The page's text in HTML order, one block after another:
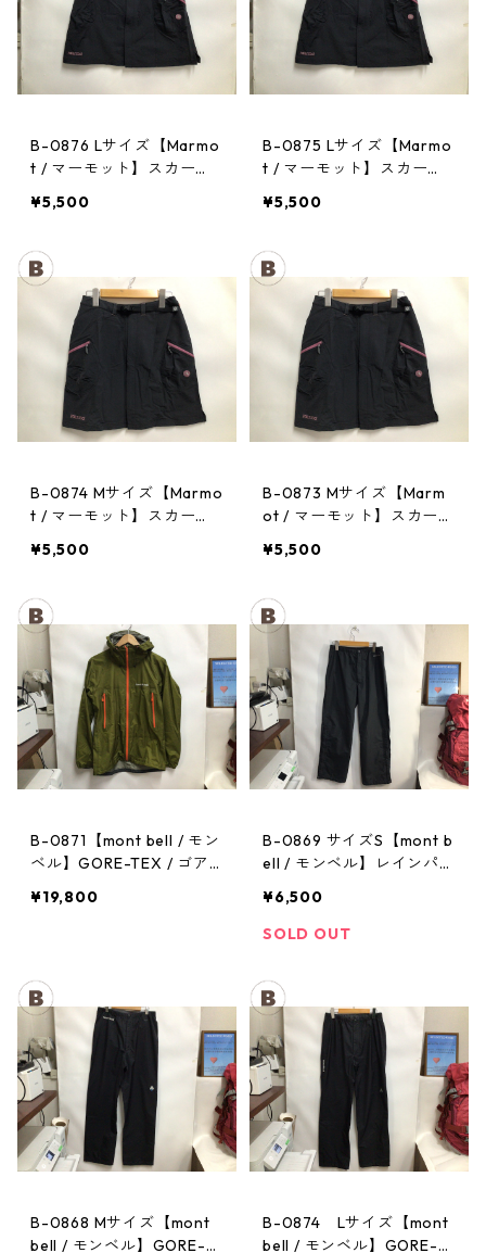
B-0876 Lサイズ【Marmo
t / マーモット】スカー
GRY レディース
¥5,500
B-0875 Lサイズ【Marmo
t / マーモット】スカー
GRY レディース
¥5,500
B-0874 Mサイズ【Marmo
t / マーモット】スカー
GRY レディース
¥5,500
B-0873 Mサイズ【Marm
ot / マーモット】スカー
GRY レディース
¥5,500
B-0871【mont bell / モン
ベル】GORE-TEX / ゴア
ト：ストームクルーザー
¥19,800
B-0869 サイズS【mont b
ell / モンベル】レインパン
ズ
¥6,500
SOLD OUT
B-0868 Mサイズ【mont
bell / モンベル】GORE-T
B-0874 Lサイズ【mont
bell / モンベル】GORE-T